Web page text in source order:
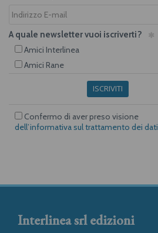
A quale newsletter vuoi iscriverti?
Amici Interlinea
Amici Rane
ISCRIVITI
Confermo di aver preso visione
dell’informativa sul trattamento dei dati
Interlinea srl edizioni